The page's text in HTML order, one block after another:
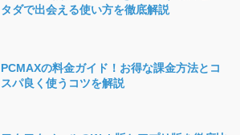
タダで出会える使い方を徹底解説
PCMAXの料金ガイド！お得な課金方法とコ
スパ良く使うコツを解説